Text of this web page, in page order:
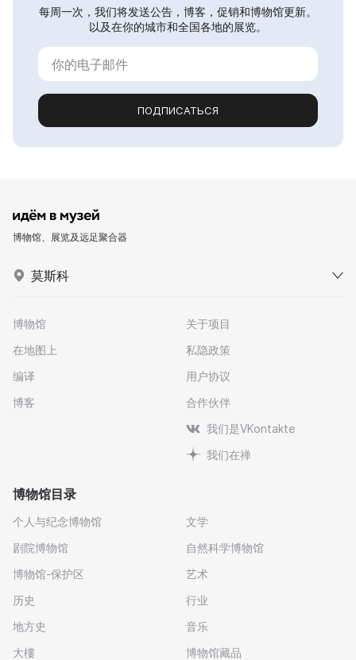
每周一次，我们将发送公告，博客，促销和博物馆更新。
以及在你的城市和全国各地的展览。
ПОДПИСАТЬСЯ
博物馆、展览及远足聚合器
莫斯科
博物馆
在地图上
编译
博客
关于项目
私隐政策
用户协议
合作伙伴
我们是VKontakte
我们在禅
博物馆目录
个人与纪念博物馆
剧院博物馆
博物馆-保护区
历史
地方史
大樓
文学
自然科学博物馆
艺术
行业
音乐
博物馆藏品